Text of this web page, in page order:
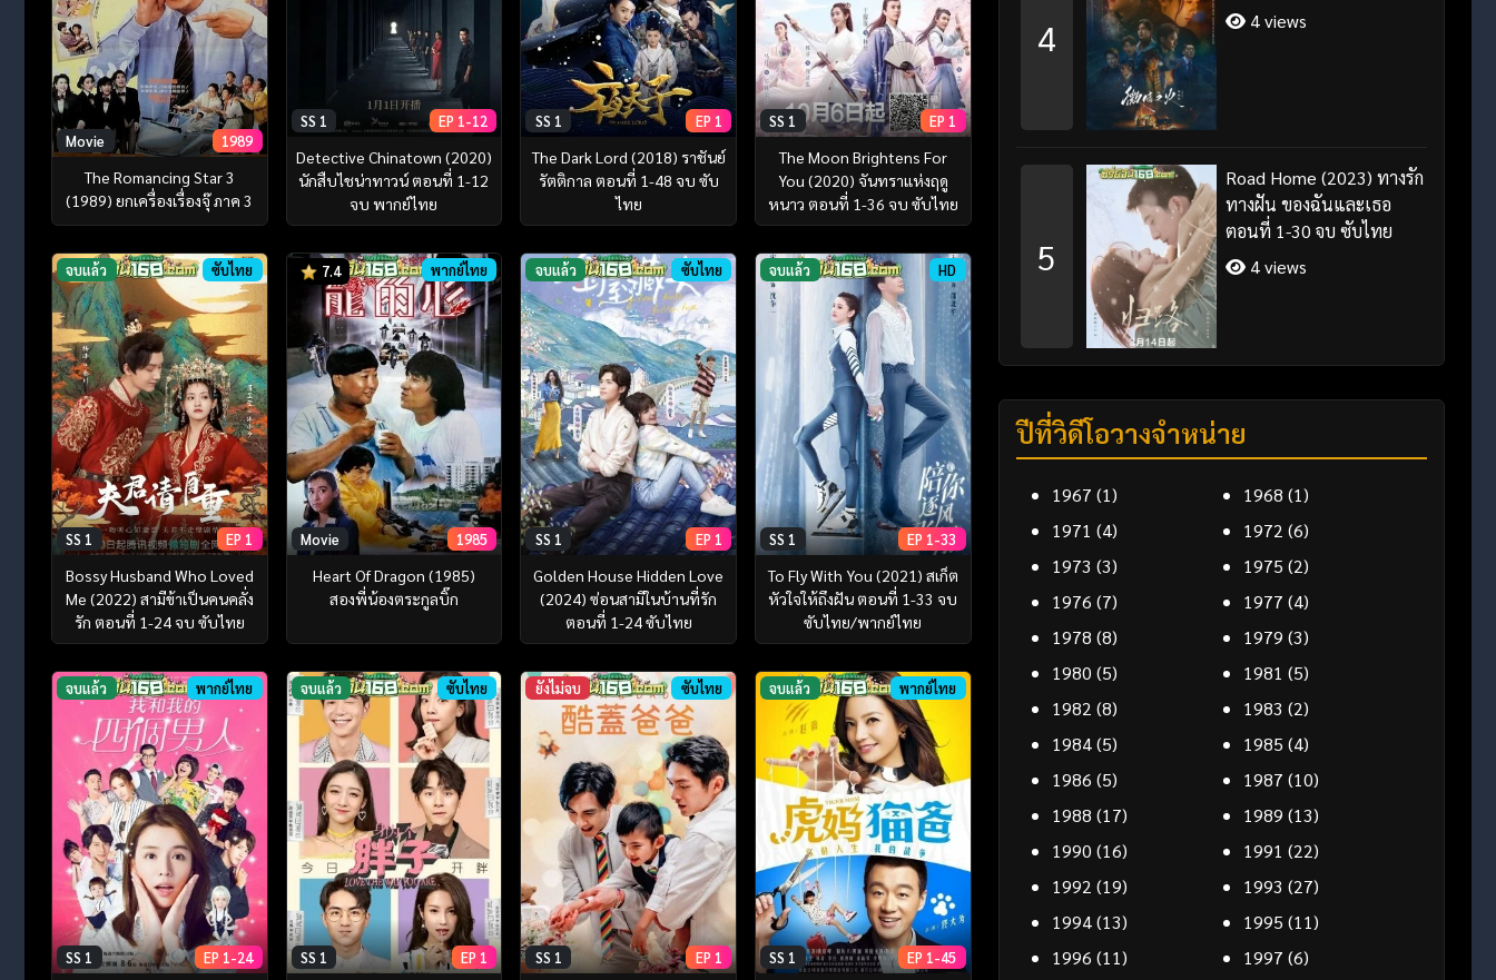
Movie 1989
The Romancing Star 3
(1989) ยกเครื่องเรื่องจุ๊ ภาค 3
SS 1 EP 1-12
Detective Chinatown (2020)
นักสืบไชน่าทาวน์ ตอนที่ 1-12
จบ พากย์ไทย
SS 1 EP 1
The Dark Lord (2018) ราชันย์
รัตติกาล ตอนที่ 1-48 จบ ซับ
ไทย
SS 1 EP 1
The Moon Brightens For
You (2020) จันทราแห่งฤดู
หนาว ตอนที่ 1-36 จบ ซับไทย
จบแล้ว ซับไทย
SS 1 EP 1
Bossy Husband Who Loved
Me (2022) สามีข้าเป็นคนคลั่ง
รัก ตอนที่ 1-24 จบ ซับไทย
7.4 พากย์ไทย
Movie 1985
Heart Of Dragon (1985)
สองพี่น้องตระกูลบิ๊ก
จบแล้ว ซับไทย
SS 1 EP 1
Golden House Hidden Love
(2024) ซ่อนสามีในบ้านที่รัก
ตอนที่ 1-24 ซับไทย
จบแล้ว HD
SS 1 EP 1-33
To Fly With You (2021) สเก็ต
หัวใจให้ถึงฝัน ตอนที่ 1-33 จบ
ซับไทย/พากย์ไทย
จบแล้ว พากย์ไทย
SS 1 EP 1-24
จบแล้ว ซับไทย
SS 1 EP 1
ยังไม่จบ ซับไทย
SS 1 EP 1
จบแล้ว พากย์ไทย
SS 1 EP 1-45
4
4 views
5
Road Home (2023) ทางรัก
ทางฝัน ของฉันและเธอ
ตอนที่ 1-30 จบ ซับไทย
4 views
ปีที่วิดีโอวางจำหน่าย
1967 (1) 1968 (1)
1971 (4) 1972 (6)
1973 (3) 1975 (2)
1976 (7) 1977 (4)
1978 (8) 1979 (3)
1980 (5) 1981 (5)
1982 (8) 1983 (2)
1984(5) 1985 (4)
1986 (5) 1987 (10)
1988 (17) 1989 (13)
1990 (16) 1991 (22)
1992 (19) 1993 (27)
1994(13) 1995 (11)
1996 (11) 1997 (6)